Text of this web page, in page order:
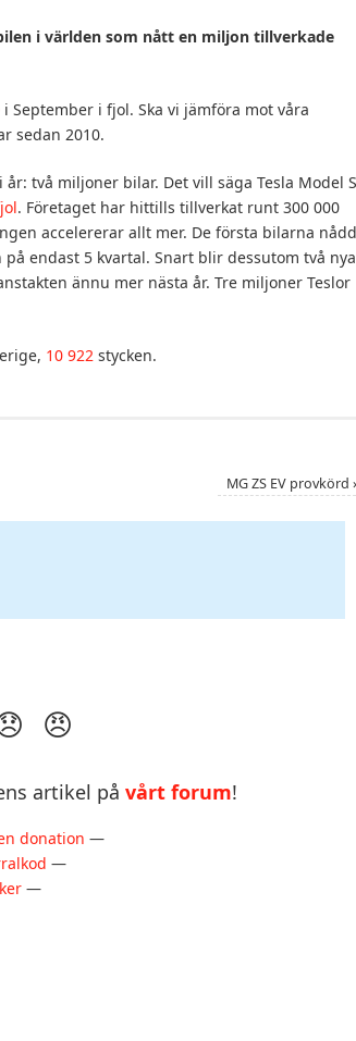
i världen som nått en miljon tillverkade
i September i fjol. Ska vi jämföra mot våra
sedan 2010.
två miljoner bilar. Det vill säga Tesla Model
. Företaget har hittills tillverkat runt 300 000
accelererar allt mer. De första bilarna
endast 5 kvartal. Snart blir dessutom två nya
ännu mer nästa år. Tre miljoner Teslor
10 922 stycken.
MG ZS EV provkörd
artikel på vårt forum!
donation —
—
—